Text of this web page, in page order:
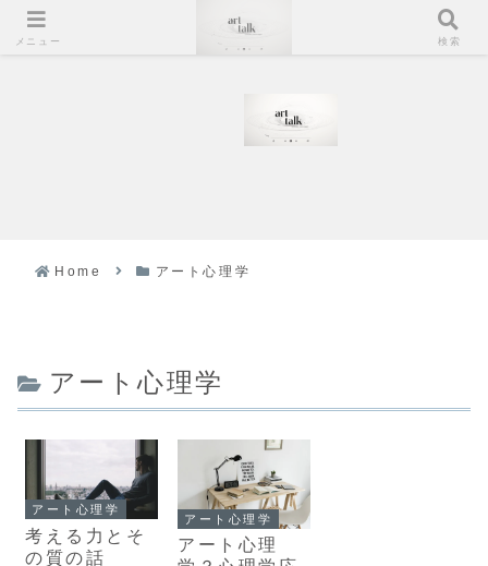
Home アート心理学
アート心理学
アート心理学
考える力とそ
の質の話
アート心理学
アート心理
メニュー 検索